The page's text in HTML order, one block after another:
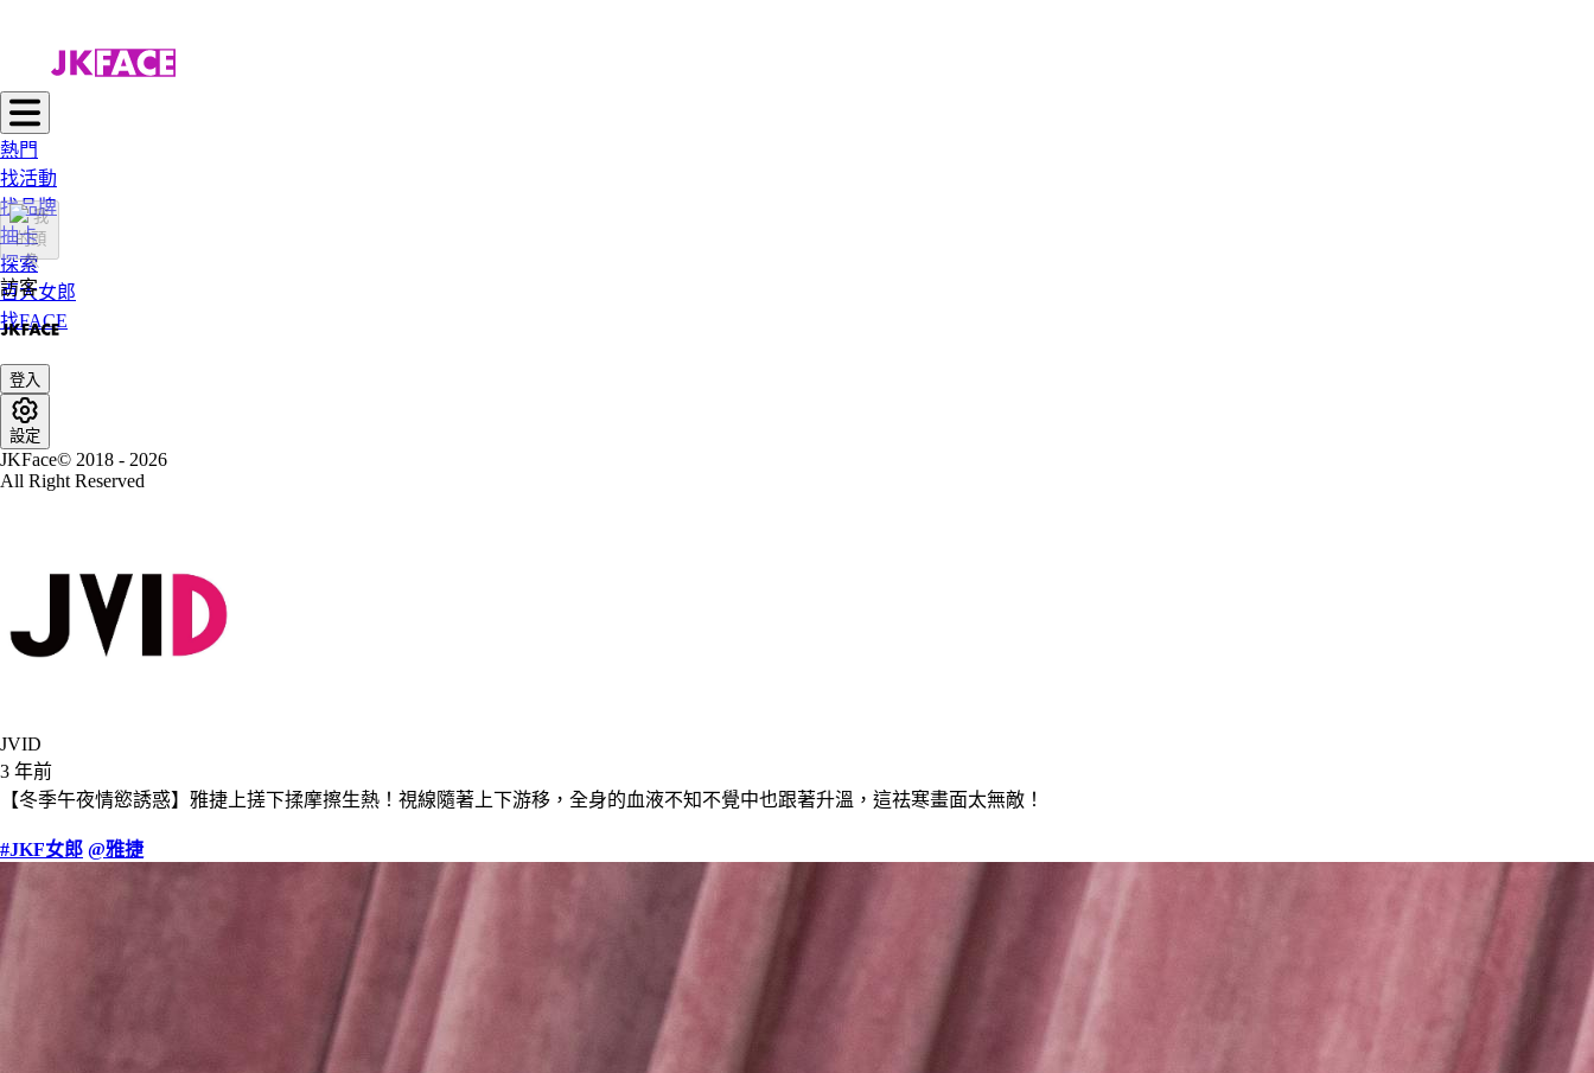
熱門
找活動
找品牌
抽卡
探索
百大女郎
找FACE
訪客
登入
設定
JKFace© 2018 - 2026
All Right Reserved
JVID
3 年前
【冬季午夜情慾誘惑】雅捷上搓下揉摩擦生熱！視線隨著上下游移，全身的血液不知不覺中也跟著升溫，這祛寒畫面太無敵！
#JKF女郎 @雅捷